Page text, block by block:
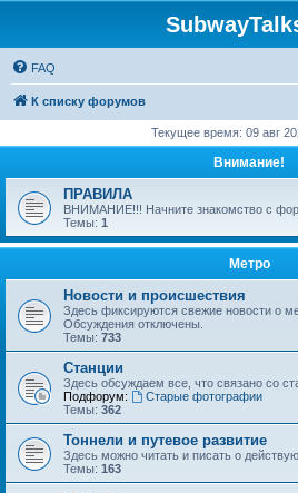
FAQ
К списку форумов
Текущее время: 09 авг
Внимание!
ПРАВИЛА
ВНИМАНИЕ!!! Начните знакомство с
Темы: 1
Метро
Новости и происшествия
Здесь фиксируются свежие новости о
Обсуждения отключены.
Темы: 733
Станции
Здесь обсуждаем все, что связано со
Подфорум:
Старые фотографии
Темы: 362
Тоннели и путевое развитие
Здесь можно читать и писать о
Темы: 163